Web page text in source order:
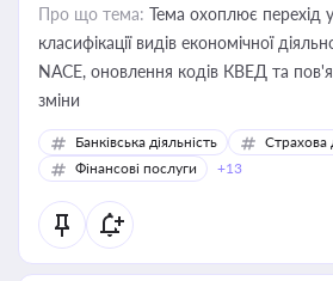
Про що тема: Тема охоплює перехід
класифікації видів економічної
NACE, оновлення кодів КВЕД та
зміни
Банківська діяльність
Страхова
Фінансові послуги
+13